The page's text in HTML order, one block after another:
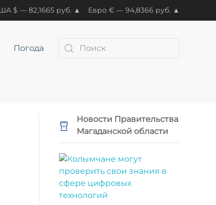
$ — 82,1665 руб. ▲ Евро € — 94,8366 руб. ▲
Погода
Новости Правительства
Магаданской области